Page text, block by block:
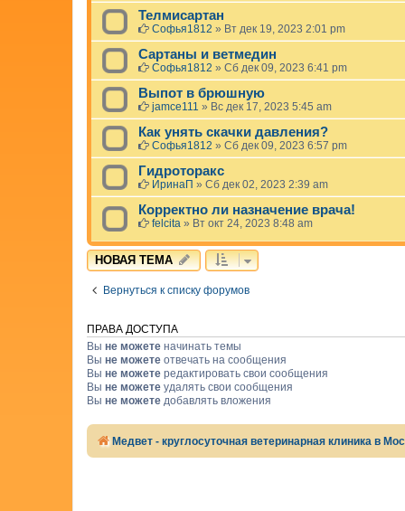
Телмисартан
Софья1812 » Вт дек 19, 2023 2:01 pm
Сартаны и ветмедин
Софья1812 » Сб дек 09, 2023 6:41 pm
Выпот в брюшную
jamce111 » Вс дек 17, 2023 5:45 am
Как унять скачки давления?
Софья1812 » Сб дек 09, 2023 6:57 pm
Гидроторакс
ИринаП » Сб дек 02, 2023 2:39 am
Корректно ли назначение врача!
felcita » Вт окт 24, 2023 8:48 am
НОВАЯ ТЕМА
Вернуться к списку форумов
ПРАВА ДОСТУПА
Вы не можете начинать темы
Вы не можете отвечать на сообщения
Вы не можете редактировать свои сообщения
Вы не можете удалять свои сообщения
Вы не можете добавлять вложения
Медвет - круглосуточная ветеринарная клиника в